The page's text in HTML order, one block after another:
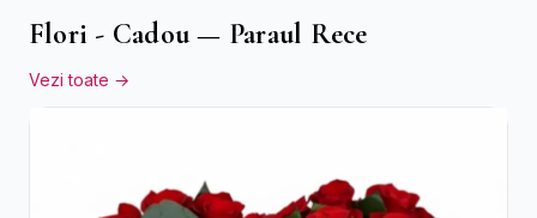
Flori - Cadou — Paraul Rece
Vezi toate →